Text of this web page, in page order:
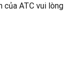
của ATC vui lòng